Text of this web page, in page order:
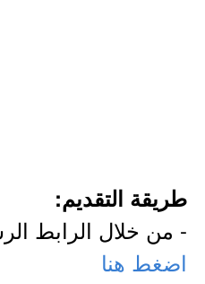
طريقة التقديم:
- من خلال الرابط
اضغط هنا